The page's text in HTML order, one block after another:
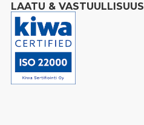
LAATU & VASTUULLISUUS